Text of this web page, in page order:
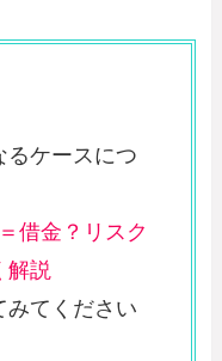
るケースにつ
借金？リスク
解説
みてください